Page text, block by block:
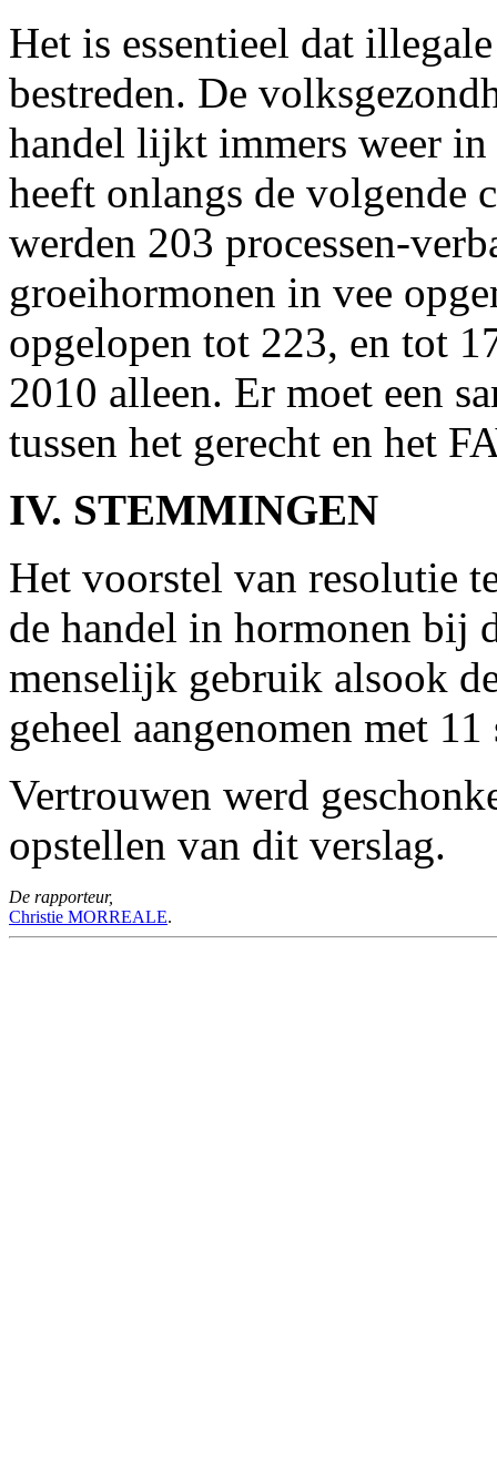
Het is essentieel dat
bestreden. De
handel lijkt immers weer
heeft onlangs de volgende
werden 203 processen-
groeihormonen in vee
opgelopen tot 223, en tot
2010 alleen. Er moet een
tussen het gerecht en het
IV. STEMMINGEN
Het voorstel van resolutie
de handel in hormonen bij
menselijk gebruik alsook
geheel aangenomen met
Vertrouwen werd
opstellen van dit verslag.
De rapporteur,
Christie MORREALE.